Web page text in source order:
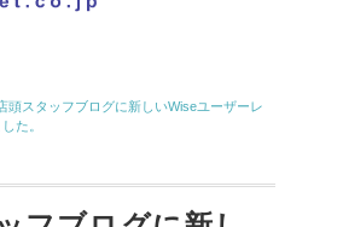
頭スタッフブログに新しいWiseユーザーレ
た。